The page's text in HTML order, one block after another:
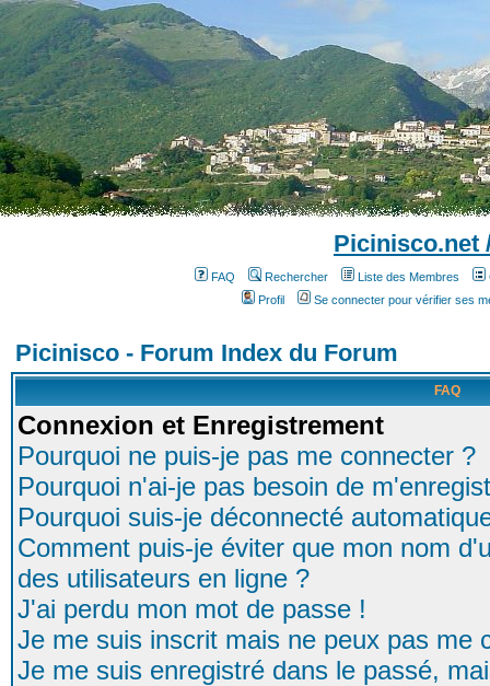
Picinisco.net
FAQ Rechercher Liste des Membres
Profil
Se connecter pour vérifier ses
Picinisco - Forum Index du Forum
FAQ
Connexion et Enregistrement
Pourquoi ne puis-je pas me connecter ?
Pourquoi n'ai-je pas besoin de
Pourquoi suis-je déconnecté
Comment puis-je éviter que mon nom
des utilisateurs en ligne ?
J'ai perdu mon mot de passe !
Je me suis inscrit mais ne peux pas me
Je me suis enregistré dans le passé,